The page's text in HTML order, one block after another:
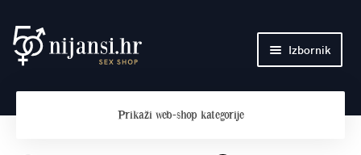
Preskoči
na
Skoči
do
Izbornik
Prikaži web-shop kategorije